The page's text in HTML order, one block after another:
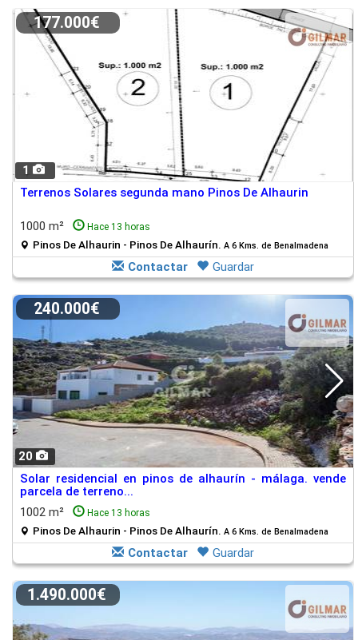
1
177.000€
Terrenos Solares segunda mano Pinos De Alhaurin
1000 m² Hace 13 horas
Pinos De Alhaurin - Pinos De Alhaurín. A 6 Kms. de Benalmadena
Contactar Guardar
20
240.000€
Solar residencial en pinos de alhaurín - málaga. vende
parcela de terreno...
1002 m²
Hace 13 horas
Pinos De Alhaurin - Pinos De Alhaurín. A 6 Kms. de Benalmadena
Contactar Guardar
1.490.000€